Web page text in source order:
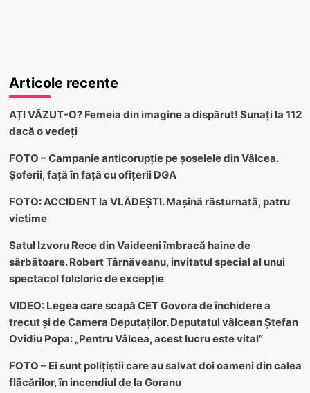
Articole recente
AȚI VĂZUT-O? Femeia din imagine a dispărut! Sunați la 112
dacă o vedeți
FOTO – Campanie anticorupție pe șoselele din Vâlcea.
Șoferii, față în față cu ofițerii DGA
FOTO: ACCIDENT la VLĂDEȘTI. Mașină răsturnată, patru
victime
Satul Izvoru Rece din Vaideeni îmbracă haine de
sărbătoare. Robert Târnăveanu, invitatul special al unui
spectacol folcloric de excepție
VIDEO: Legea care scapă CET Govora de închidere a
trecut și de Camera Deputaților. Deputatul vâlcean Ștefan
Ovidiu Popa: „Pentru Vâlcea, acest lucru este vital”
FOTO – Ei sunt polițiștii care au salvat doi oameni din calea
flăcărilor, în incendiul de la Goranu